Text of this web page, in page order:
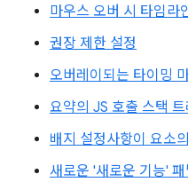
마우스 오버 시 타임라
권장 제한 설정
오버레이되는 타이밍
요약의 JS 호출 스택
배지 설정사항이 요소
새로운 '새로운 기능' 패